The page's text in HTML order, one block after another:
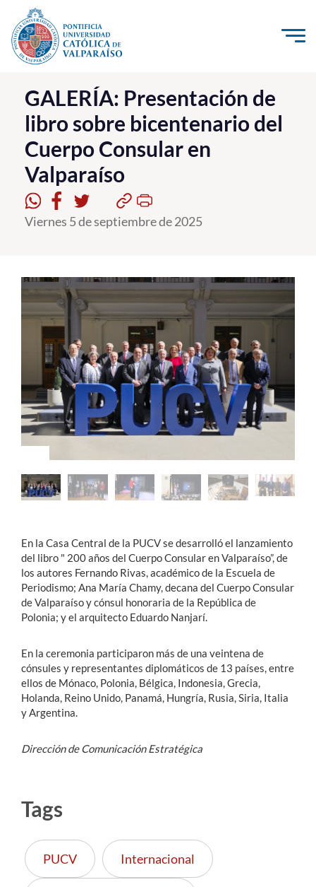
Click acá para ir directamente al contenido
La Universidad
Investigación, Creación e Innovación
PUCV Internacional
Vinculación con el Medio
Admisión
Postgrado
Formación Continua
Estudiantes
Académicos
Funcionarios
Alumni
English
GALERÍA: Presentación de
libro sobre bicentenario del
Cuerpo Consular en
Valparaíso
Viernes 5 de septiembre de 2025
En la Casa Central de la PUCV se desarrolló el lanzamiento
del libro " 200 años del Cuerpo Consular en Valparaíso”, de
los autores Fernando Rivas, académico de la Escuela de
Periodismo; Ana María Chamy, decana del Cuerpo Consular
de Valparaíso y cónsul honoraria de la República de
Polonia; y el arquitecto Eduardo Nanjarí.
En la ceremonia participaron más de una veintena de
cónsules y representantes diplomáticos de 13 países, entre
ellos de Mónaco, Polonia, Bélgica, Indonesia, Grecia,
Holanda, Reino Unido, Panamá, Hungría, Rusia, Siria, Italia
y Argentina.
Dirección de Comunicación Estratégica
Tags
PUCV Internacional